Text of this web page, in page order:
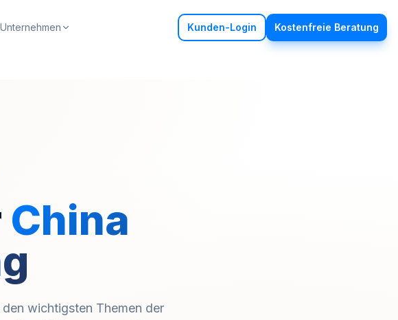
Unternehmen Kunden-Login Kostenfreie Beratung
China
wichtigsten Themen der